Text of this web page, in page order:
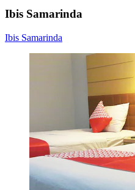
Ibis Samarinda
Ibis Samarinda